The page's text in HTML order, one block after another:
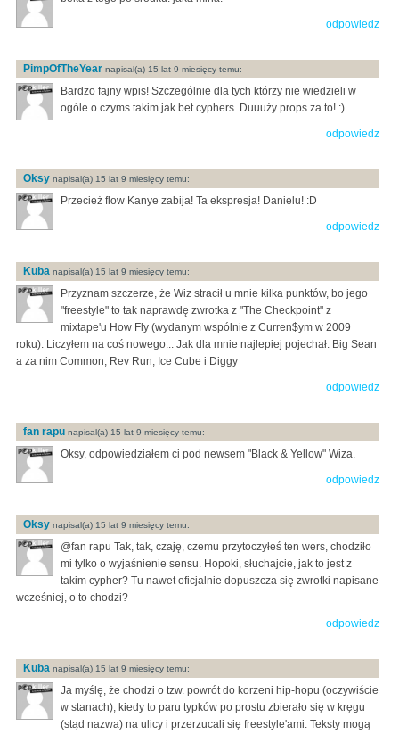
odpowiedz
PimpOfTheYear napisal(a) 15 lat 9 miesięcy temu:
Bardzo fajny wpis! Szczególnie dla tych którzy nie wiedzieli w
ogóle o czyms takim jak bet cyphers. Duuuży props za to! :)
odpowiedz
Oksy napisal(a) 15 lat 9 miesięcy temu:
Przecież flow Kanye zabija! Ta ekspresja! Danielu! :D
odpowiedz
Kuba napisal(a) 15 lat 9 miesięcy temu:
Przyznam szczerze, że Wiz stracił u mnie kilka punktów, bo jego
"freestyle" to tak naprawdę zwrotka z "The Checkpoint" z
mixtape'u How Fly (wydanym wspólnie z Curren$ym w 2009
roku). Liczyłem na coś nowego... Jak dla mnie najlepiej pojechał: Big Sean
a za nim Common, Rev Run, Ice Cube i Diggy
odpowiedz
fan rapu napisal(a) 15 lat 9 miesięcy temu:
Oksy, odpowiedziałem ci pod newsem "Black & Yellow" Wiza.
odpowiedz
Oksy napisal(a) 15 lat 9 miesięcy temu:
@fan rapu Tak, tak, czaję, czemu przytoczyłeś ten wers, chodziło
mi tylko o wyjaśnienie sensu. Hopoki, słuchajcie, jak to jest z
takim cypher? Tu nawet oficjalnie dopuszcza się zwrotki napisane
wcześniej, o to chodzi?
odpowiedz
Kuba napisal(a) 15 lat 9 miesięcy temu:
Ja myślę, że chodzi o tzw. powrót do korzeni hip-hopu (oczywiście
w stanach), kiedy to paru typków po prostu zbierało się w kręgu
(stąd nazwa) na ulicy i przerzucali się freestyle'ami. Teksty mogą